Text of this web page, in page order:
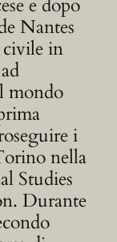
e dopo
Nantes
civile in
mondo
i
nella
Studies
Durante